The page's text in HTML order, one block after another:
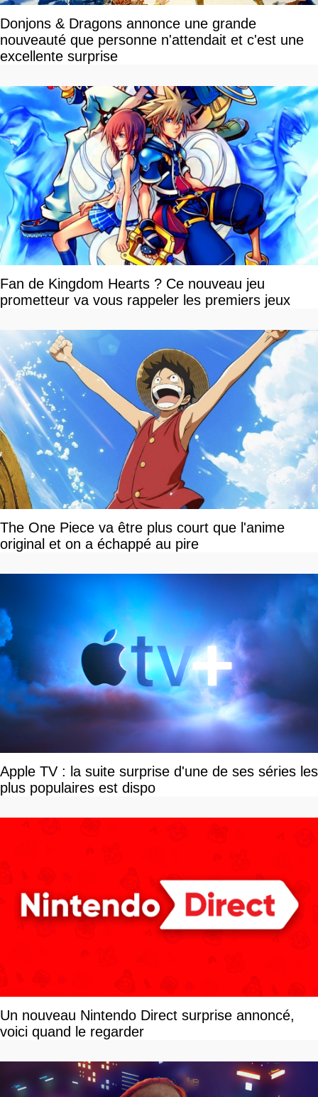
Donjons & Dragons annonce une grande
nouveauté que personne n'attendait et c'est une
excellente surprise
Fan de Kingdom Hearts ? Ce nouveau jeu
prometteur va vous rappeler les premiers jeux
The One Piece va être plus court que l'anime
original et on a échappé au pire
Apple TV : la suite surprise d'une de ses séries les
plus populaires est dispo
Un nouveau Nintendo Direct surprise annoncé,
voici quand le regarder